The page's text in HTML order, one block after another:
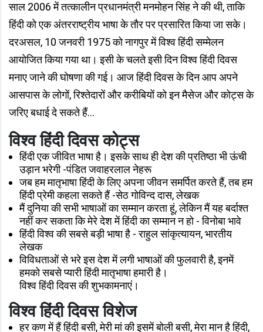
साल 2006 में तत्कालीन प्रधानमंत्री मनमोहन सिंह ने की थी, ताकि
हिंदी को एक अंतरराष्ट्रीय भाषा के तौर पर प्रसारित किया जा सके।
दरअसल, 10 जनवरी 1975 को नागपुर में विश्व हिंदी सम्मेलन
आयोजित किया गया था। इसी के चलते इसी दिन विश्व हिंदी दिवस
मनाए जाने की घोषणा की गई। आज हिंदी दिवस के दिन आप अपने
आसपास के लोगों, रिश्तेदारों और करीबियों को इन मैसेज और कोट्स के
जरिए बधाई दे सकते हैं...
विश्व हिंदी दिवस कोट्स
हिंदी एक जीवित भाषा है। इसके साथ ही देश की प्रतिष्ठा भी ऊंची
उड़ान भरेगी -पंडित जवाहरलाल नेहरू
जब हम मातृभाषा हिंदी के लिए अपना जीवन समर्पित करते हैं, तब हम
हिंदी प्रेमी कहला सकते हैं -सेठ गोविन्द दास, लेखक
मैं दुनिया की सभी भाषाओं का सम्मान करता हूं, लेकिन मैं यह बर्दाश्त
नहीं कर सकता कि मेरे देश में हिंदी का सम्मान न हो - विनोबा भावे
हिंदी विश्व की सबसे बड़ी भाषा है - राहुल सांकृत्यायन, भारतीय
लेखक
विविधताओं से भरे इस देश में लगी भाषाओं की फुलवारी है, इनमें
हमको सबसे प्यारी हिंदी मातृभाषा हमारी है।
विश्व हिंदी दिवस की शुभकामनाएं।
विश्व हिंदी दिवस विशेज
हर कण में हैं हिंदी बसी, मेरी मां की इसमें बोली बसी, मेरा मान है हिंदी,